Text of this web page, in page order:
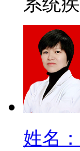
姓名